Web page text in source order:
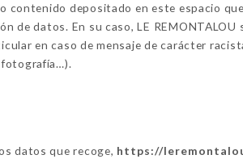
contenido depositado en este espacio
de datos. En su caso, LE
en caso de mensaje de carácter
datos que recoge, https://